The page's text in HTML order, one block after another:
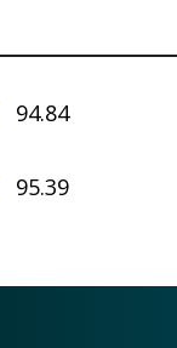
94.84
95.39